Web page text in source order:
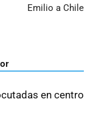
Emilio a Chile
en centro